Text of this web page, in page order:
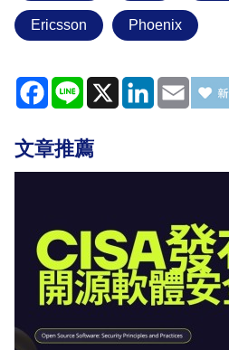
Ericsson Phoenix
Facebook
Line X LinkedIn
Email
文章推薦